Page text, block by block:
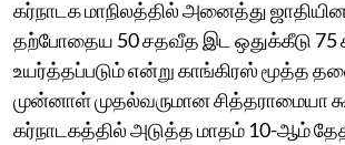
கர்நாடக மாநிலத்தில் அனைத்து
தற்போதைய 50 சதவீத இட ஒதுக்கீடு
உயர்த்தப்படும் என்று காங்கிரஸ் மூத்த
முன்னாள் முதல்வருமான சித்தராமையா
கர்நாடகத்தில் அடுத்த மாதம் 10-ஆம்